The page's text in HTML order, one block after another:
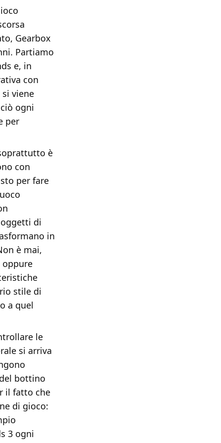
Gearbox
Partiamo
e, in
con
viene
ogni
per
è
con
per fare
di
in
è mai,
oppure
stile di
a quel
le
si arriva
bottino
il fatto che
di gioco:
3 ogni